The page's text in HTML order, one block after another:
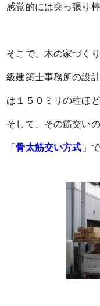
感覚的には突っ張り
そこで、木の家づく
級建築士事務所の設
は１５０ミリの柱ほ
そして、その筋交い
「骨太筋交い方式 」